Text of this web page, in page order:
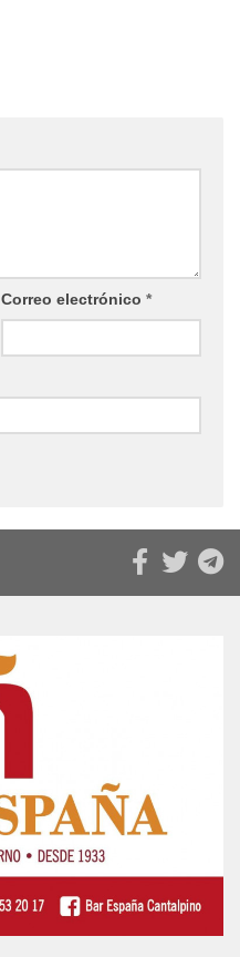
Correo electrónico *